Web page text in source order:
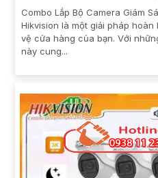
Combo Lắp Bộ Camera Giám
Hikvision là một giải pháp
vệ cửa hàng của bạn. Với
này cung...